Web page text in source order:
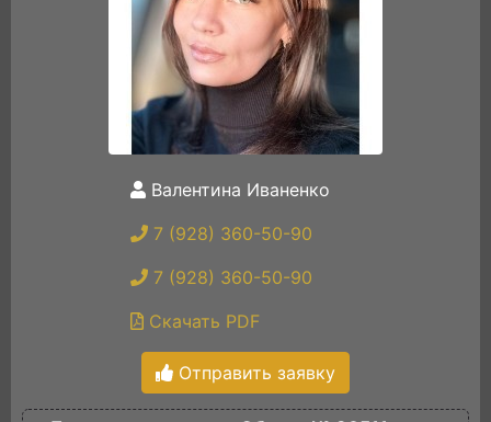
Валентина Иваненко
7 (928) 360-50-90
7 (928) 360-50-90
Скачать PDF
Отправить заявку